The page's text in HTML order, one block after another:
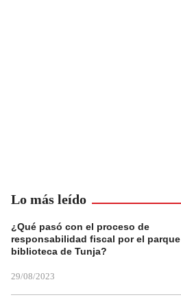
Lo más leído
¿Qué pasó con el proceso de
responsabilidad fiscal por el parque
biblioteca de Tunja?
29/08/2023